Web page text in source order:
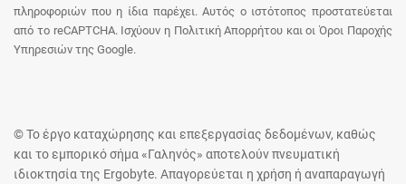
πληροφοριών που η ίδια παρέχει. Αυτός ο ιστότοπος προστατεύεται
από το reCAPTCHA. Ισχύουν η Πολιτική Απορρήτου και οι Όροι Παροχής
Υπηρεσιών της Google.
© Το έργο καταχώρησης και επεξεργασίας δεδομένων, καθώς
και το εμπορικό σήμα «Γαληνός» αποτελούν πνευματική
ιδιοκτησία της Ergobyte. Απαγορεύεται η χρήση ή αναπαραγωγή